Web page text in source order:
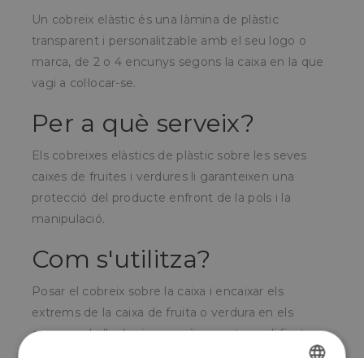
Un cobreix elàstic és una làmina de plàstic
transparent i personalitzable amb el seu logo o
marca, de 2 o 4 encunys segons la caixa en la que
vagi a col·locar-se.
Per a què serveix?
Els cobreixes elàstics de plàstic sobre les seves
caixes de fruites i verdures li garanteixen una
protecció del producte enfront de la pols i la
manipulació.
Com s'utilitza?
Posar el cobreix sobre la caixa i encaixar els
extrems de la caixa de fruita o verdura en els
encunys de l'cobreix perquè aquest quedi fixat.